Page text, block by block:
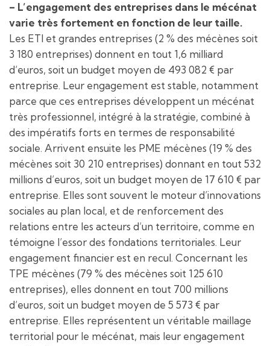
– L’engagement des entreprises dans le mécénat
varie très fortement en fonction de leur taille.
Les ETI et grandes entreprises (2 % des mécènes soit
3 180 entreprises) donnent en tout 1,6 milliard
d’euros, soit un budget moyen de 493 082 € par
entreprise. Leur engagement est stable, notamment
parce que ces entreprises développent un mécénat
très professionnel, intégré à la stratégie, combiné à
des impératifs forts en termes de responsabilité
sociale. Arrivent ensuite les PME mécènes (19 % des
mécènes soit 30 210 entreprises) donnant en tout 532
millions d’euros, soit un budget moyen de 17 610 € par
entreprise. Elles sont souvent le moteur d’innovations
sociales au plan local, et de renforcement des
relations entre les acteurs d’un territoire, comme en
témoigne l’essor des fondations territoriales. Leur
engagement financier est en recul. Concernant les
TPE mécènes (79 % des mécènes soit 125 610
entreprises), elles donnent en tout 700 millions
d’euros, soit un budget moyen de 5 573 € par
entreprise. Elles représentent un véritable maillage
territorial pour le mécénat, mais leur engagement